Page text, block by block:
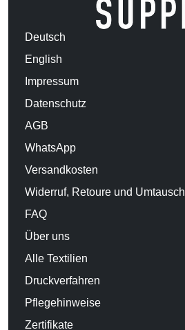
Deutsch
English
Impressum
Datenschutz
AGB
WhatsApp
Versandkosten
Widerruf, Retoure und Umtausch
FAQ
Über uns
Alle Textilien
Druckverfahren
Pflegehinweise
Zertifikate